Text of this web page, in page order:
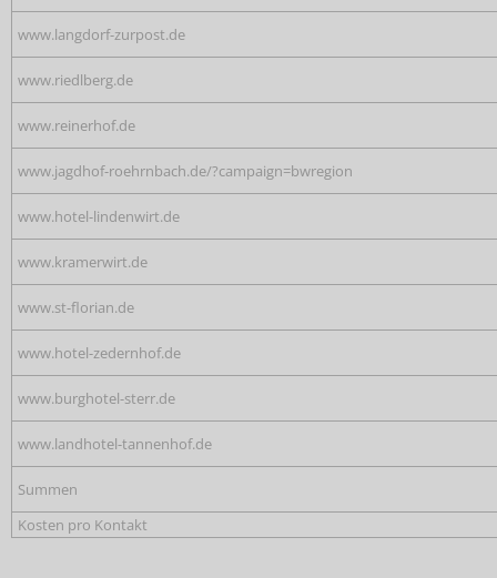
www.langdorf-zurpost.de
www.riedlberg.de
www.reinerhof.de
www.jagdhof-roehrnbach.de/?campaign=bwregion
www.hotel-lindenwirt.de
www.kramerwirt.de
www.st-florian.de
www.hotel-zedernhof.de
www.burghotel-sterr.de
www.landhotel-tannenhof.de
Summen
Kosten pro Kontakt